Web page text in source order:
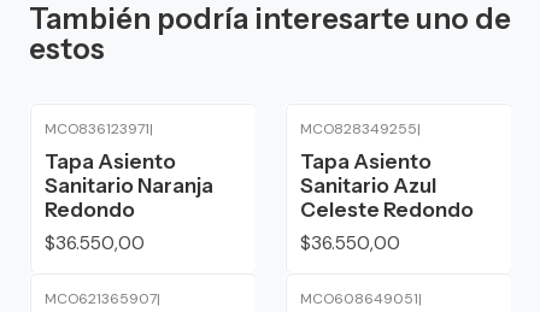
También podría interesarte uno de
estos
MCO836123971|
Tapa Asiento
Sanitario Naranja
Redondo
$36.550,00
MCO828349255|
Tapa Asiento
Sanitario Azul
Celeste Redondo
$36.550,00
MCO621365907| MCO608649051|